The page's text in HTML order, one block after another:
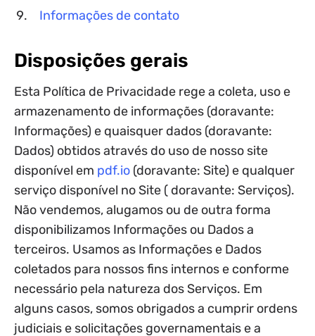
Informações de contato
Disposições gerais
Esta Política de Privacidade rege a coleta, uso e
armazenamento de informações (doravante:
Informações) e quaisquer dados (doravante:
Dados) obtidos através do uso de nosso site
disponível em pdf.io (doravante: Site) e qualquer
serviço disponível no Site ( doravante: Serviços).
Não vendemos, alugamos ou de outra forma
disponibilizamos Informações ou Dados a
terceiros. Usamos as Informações e Dados
coletados para nossos fins internos e conforme
necessário pela natureza dos Serviços. Em
alguns casos, somos obrigados a cumprir ordens
judiciais e solicitações governamentais e a